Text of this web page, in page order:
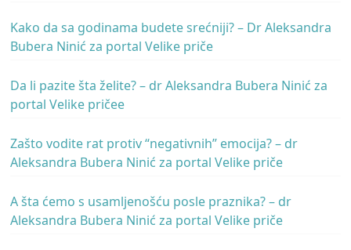
Kako da sa godinama budete srećniji? – Dr Aleksandra
Bubera Ninić za portal Velike priče
Da li pazite šta želite? – dr Aleksandra Bubera Ninić za
portal Velike pričee
Zašto vodite rat protiv “negativnih” emocija? – dr
Aleksandra Bubera Ninić za portal Velike priče
A šta ćemo s usamljenošću posle praznika? – dr
Aleksandra Bubera Ninić za portal Velike priče